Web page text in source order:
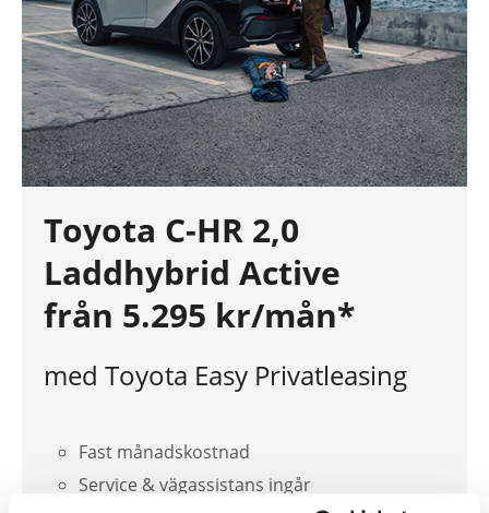
Toyota C-HR 2,0
Laddhybrid Active
från 5.295 kr/mån*
med Toyota Easy Privatleasing
Fast månadskostnad
Service & vägassistans ingår